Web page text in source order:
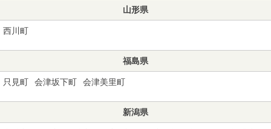
山形県
西川町
福島県
只見町 会津坂下町 会津美里町
新潟県